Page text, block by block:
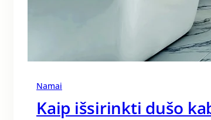
Namai
Kaip išsirinkti dušo